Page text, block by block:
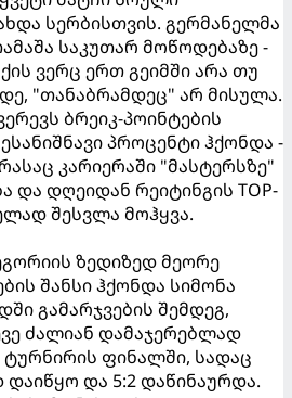
სერბისთვის. გერმანელმა
საკუთარ მოწოდებაზე -
ვერც ერთ გეიმში არა თუ
"თანაბრამდეც" არ მისულა.
ბრეიკ-პოინტების
პროცენტი ჰქონდა -
კარიერაში "მასტერსზე"
და დღეიდან რეიტინგის TOP-
შესვლა მოჰყვა.
ზედიზედ მეორე
შანსი ჰქონდა სიმონა
გამარჯვების შემდეგ,
ძალიან დამაჯერებლად
ტურნირის ფინალში, სადაც
და 5:2 დაწინაურდა.